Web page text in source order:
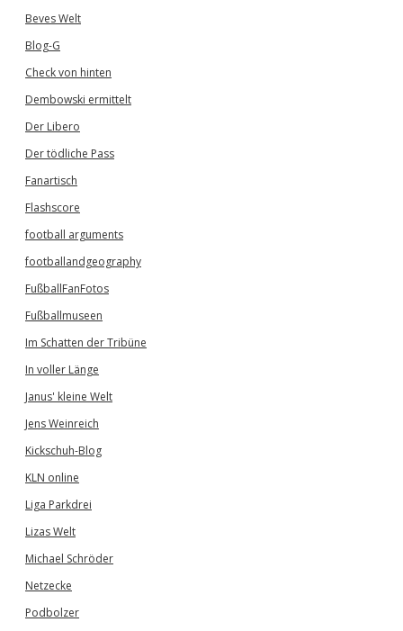
Beves Welt
Blog-G
Check von hinten
Dembowski ermittelt
Der Libero
Der tödliche Pass
Fanartisch
Flashscore
football arguments
footballandgeography
FußballFanFotos
Fußballmuseen
Im Schatten der Tribüne
In voller Länge
Janus' kleine Welt
Jens Weinreich
Kickschuh-Blog
KLN online
Liga Parkdrei
Lizas Welt
Michael Schröder
Netzecke
Podbolzer